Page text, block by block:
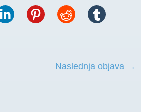
Naslednja objava →